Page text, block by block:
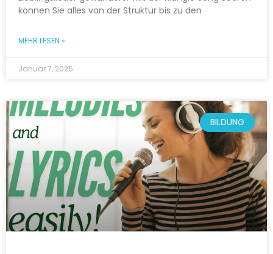
können Sie alles von der Struktur bis zu den
MEHR LESEN »
Januar 7, 2025
BILDUNG